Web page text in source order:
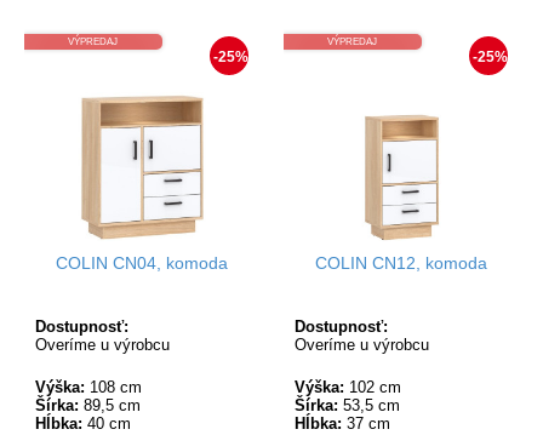
VÝPREDAJ
-25%
COLIN CN04, komoda
Dostupnosť:
Overíme u výrobcu
Výška: 108 cm
Šírka: 89,5 cm
Hĺbka: 40 cm
VÝPREDAJ
-25%
COLIN CN12, komoda
Dostupnosť:
Overíme u výrobcu
Výška: 102 cm
Šírka: 53,5 cm
Hĺbka: 37 cm